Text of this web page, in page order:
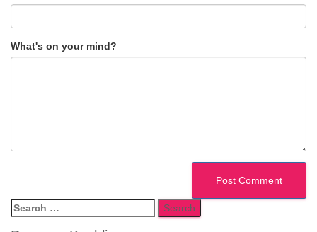
What's on your mind?
Search
for: